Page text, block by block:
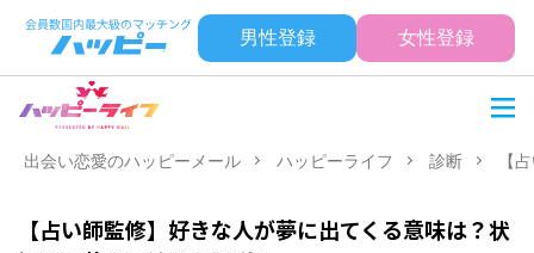
男性登録 女性登録
出会い恋愛のハッピーメール ハッピーライフ 診断 【
【占い師監修】好きな人が夢に出てくる意味は？状